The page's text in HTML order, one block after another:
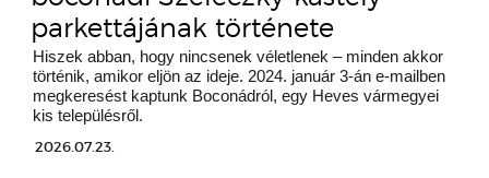
parkettájának története
Hiszek abban, hogy nincsenek véletlenek – minden akkor
történik, amikor eljön az ideje. 2024. január 3-án e-mailben
megkeresést kaptunk Boconádról, egy Heves vármegyei
kis településről.
2026.07.23.